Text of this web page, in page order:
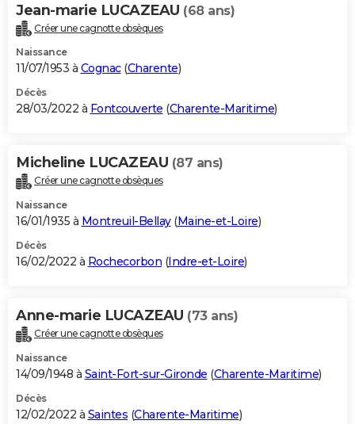
Jean-marie LUCAZEAU (68 ans)
Créer une cagnotte obsèques
Naissance
11/07/1953 à Cognac(Charente)
Décès
28/03/2022 à Fontcouverte (Charente-Maritime)
Micheline LUCAZEAU (87 ans)
Créer une cagnotte obsèques
Naissance
16/01/1935 à Montreuil-Bellay(Maine-et-Loire)
Décès
16/02/2022 à Rochecorbon (Indre-et-Loire)
Anne-marie LUCAZEAU (73 ans)
Créer une cagnotte obsèques
Naissance
14/09/1948 à Saint-Fort-sur-Gironde (Charente-Maritime)
Décès
12/02/2022 à Saintes (Charente-Maritime)